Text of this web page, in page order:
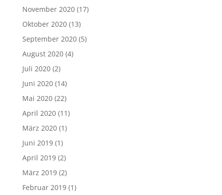
November 2020(17)
Oktober 2020(13)
September 2020(5)
August 2020(4)
Juli 2020(2)
Juni 2020(14)
Mai 2020(22)
April 2020(11)
März 2020(1)
Juni 2019(1)
April 2019(2)
März 2019(2)
Februar 2019(1)